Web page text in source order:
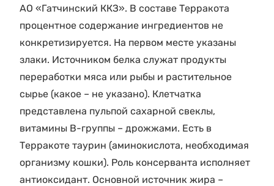
АО «Гатчинский ККЗ». В составе Терракота
процентное содержание ингредиентов не
конкретизируется. На первом месте указаны
злаки. Источником белка служат продукты
переработки мяса или рыбы и растительное
сырье (какое – не указано). Клетчатка
представлена пульпой сахарной свеклы,
витамины В-группы – дрожжами. Есть в
Терракоте таурин (аминокислота, необходимая
организму кошки). Роль консерванта исполняет
антиоксидант. Основной источник жира –